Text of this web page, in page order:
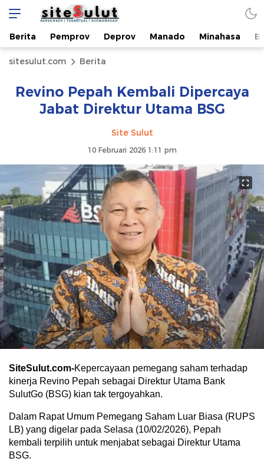
Berita Pemprov Deprov Manado Minahasa
sitesulut.com Berita
Revino Pepah Kembali Dipercaya
Jabat Direktur Utama BSG
Site Sulut
10 Februari 2026 1:11 pm
SiteSulut.com-Kepercayaan pemegang saham terhadap
kinerja Revino Pepah sebagai Direktur Utama Bank
SulutGo (BSG) kian tak tergoyahkan.
Dalam Rapat Umum Pemegang Saham Luar Biasa (RUPS
LB) yang digelar pada Selasa (10/02/2026), Pepah
kembali terpilih untuk menjabat sebagai Direktur Utama
BSG.